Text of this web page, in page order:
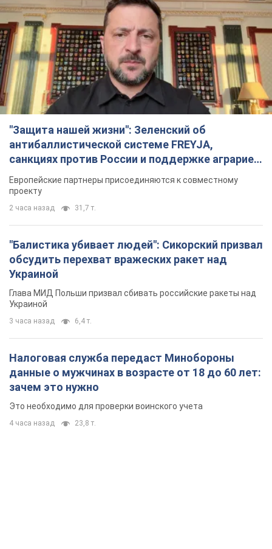
"Защита нашей жизни": Зеленский об
антибаллистической системе FREYJA,
санкциях против России и поддержке аграриев.
Видео
Европейские партнеры присоединяются к совместному
проекту
2 часа назад 31,7 т.
"Балистика убивает людей": Сикорский призвал
обсудить перехват вражеских ракет над
Украиной
Глава МИД Польши призвал сбивать российские ракеты над
Украиной
3 часа назад 6,4 т.
Налоговая служба передаст Минобороны
данные о мужчинах в возрасте от 18 до 60 лет:
зачем это нужно
Это необходимо для проверки воинского учета
4 часа назад 23,8 т.